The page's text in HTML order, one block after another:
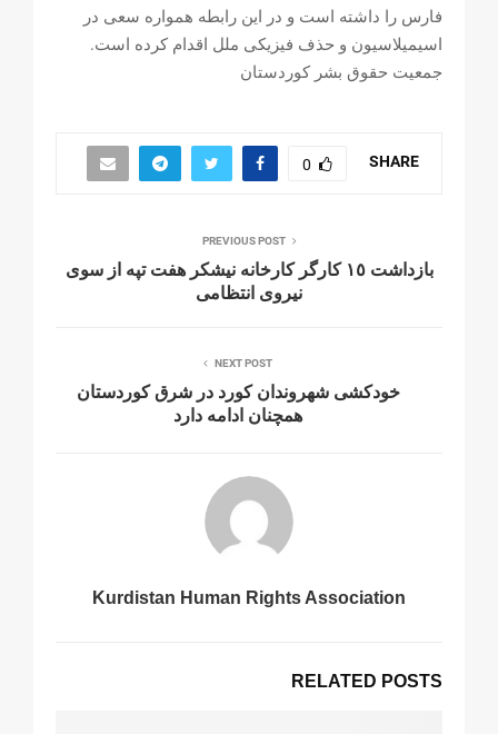
فارس را داشته است و در این رابطه همواره سعی در
اسیمیلاسیون و حذف فیزیکی ملل اقدام کرده است.
جمعیت حقوق بشر کوردستان
SHARE
0
PREVIOUS POST
بازداشت ١٥ کارگر کارخانە نيشكر هفت تپه از سوى
نيروى انتظامى
NEXT POST
خودکشی شهروندان کورد در شرق کوردستان
همچنان ادامە دارد
Kurdistan Human Rights Association
RELATED POSTS